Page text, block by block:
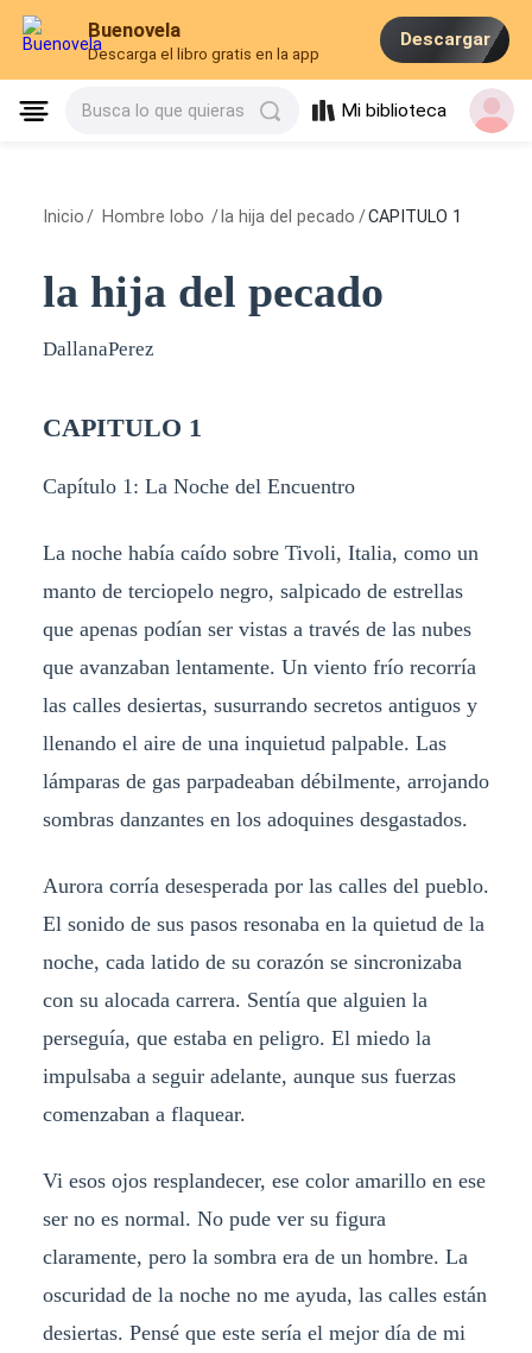
Buenovela
Descarga el libro gratis en la app
Descargar
Busca lo que quieras Mi biblioteca
Inicio / Hombre lobo / la hija del pecado /CAPITULO 1
la hija del pecado
DallanaPerez
CAPITULO 1
Capítulo 1: La Noche del Encuentro
La noche había caído sobre Tivoli, Italia, como un
manto de terciopelo negro, salpicado de estrellas
que apenas podían ser vistas a través de las nubes
que avanzaban lentamente. Un viento frío recorría
las calles desiertas, susurrando secretos antiguos y
llenando el aire de una inquietud palpable. Las
lámparas de gas parpadeaban débilmente, arrojando
sombras danzantes en los adoquines desgastados.
Aurora corría desesperada por las calles del pueblo.
El sonido de sus pasos resonaba en la quietud de la
noche, cada latido de su corazón se sincronizaba
con su alocada carrera. Sentía que alguien la
perseguía, que estaba en peligro. El miedo la
impulsaba a seguir adelante, aunque sus fuerzas
comenzaban a flaquear.
Vi esos ojos resplandecer, ese color amarillo en ese
ser no es normal. No pude ver su figura
claramente, pero la sombra era de un hombre. La
oscuridad de la noche no me ayuda, las calles están
desiertas. Pensé que este sería el mejor día de mi